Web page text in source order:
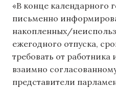
«В конце календарного
письменно
накопленных/
ежегодного отпуска,
требовать от работника
взаимно
представители